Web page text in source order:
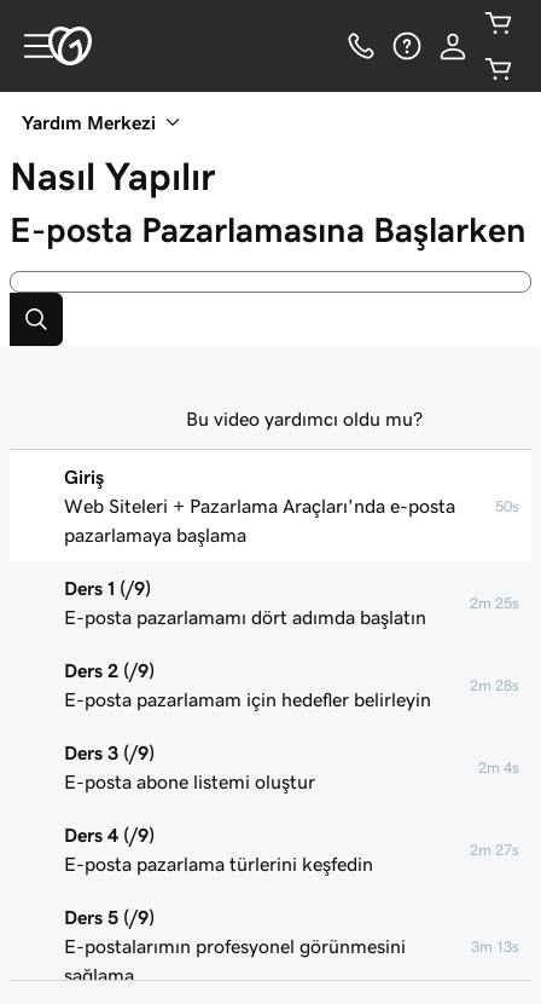
Yardım Merkezi
Nasıl Yapılır
E-posta Pazarlamasına Başlarken
Giriş
Web Siteleri + Pazarlama Araçları'nda e-posta
pazarlamaya başlama
50s
Ders 1 (/9)
E-posta pazarlamamı dört adımda başlatın
2m 25s
Ders 2 (/9)
E-posta pazarlamam için hedefler belirleyin
2m 28s
Ders 3 (/9)
E-posta abone listemi oluştur
2m 4s
Ders 4 (/9)
E-posta pazarlama türlerini keşfedin
2m 27s
Ders 5 (/9)
E-postalarımın profesyonel görünmesini
sağlama
3m 13s
Bu video yardımcı oldu mu?